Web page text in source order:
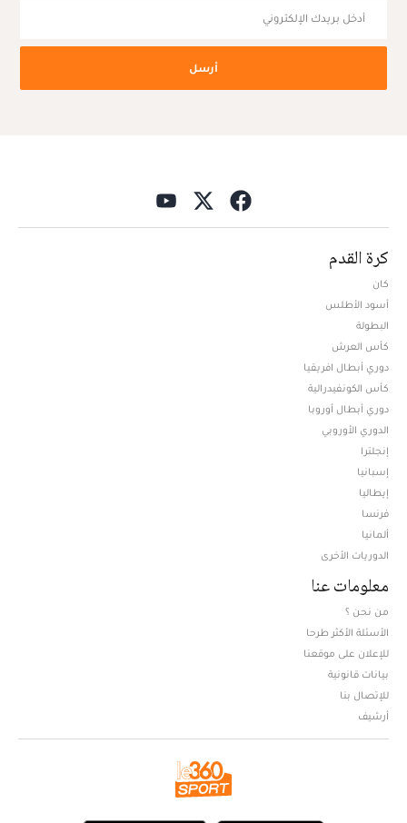
أرسل
كرة القدم
كان
أسود الأطلس
البطولة
كأس العرش
دوري أبطال افريقيا
كأس الكونفيدرالية
دوري أبطال أوروبا
الدوري الأوروبي
إنجلترا
إسبانيا
إيطاليا
فرنسا
ألمانيا
الدوريات الأخرى
معلومات عنا
من نحن ؟
الأسئلة الأكثر طرحا
للإعلان على موقعنا
بيانات قانونية
للإتصال بنا
أرشيف